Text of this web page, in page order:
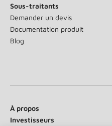
Sous-traitants
Demander un devis
Documentation produit
Blog
À propos
Investisseurs